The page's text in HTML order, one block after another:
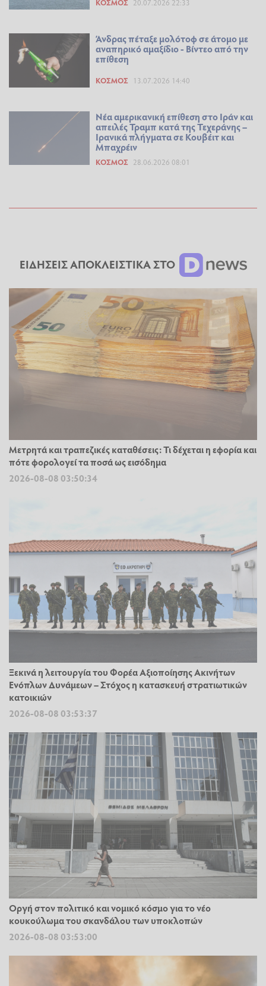
ΚΌΣΜΟΣ 20.07.2026 22:33
Άνδρας πέταξε μολότοφ σε άτομο με
αναπηρικό αμαξίδιο - Βίντεο από την
επίθεση
ΚΌΣΜΟΣ 13.07.2026 14:40
Nέα αμερικανική επίθεση στο Ιράν και
απειλές Τραμπ κατά της Τεχεράνης –
Ιρανικά πλήγματα σε Κουβέιτ και
Μπαχρέιν
ΚΌΣΜΟΣ 28.06.2026 08:01
ΕΙΔΗΣΕΙΣ ΑΠΟΚΛΕΙΣΤΙΚΑ ΣΤΟ
Μετρητά και τραπεζικές καταθέσεις: Τι δέχεται η εφορία και
πότε φορολογεί τα ποσά ως εισόδημα
2026-08-08 03:50:34
Ξεκινά η λειτουργία του Φορέα Αξιοποίησης Ακινήτων
Ενόπλων Δυνάμεων – Στόχος η κατασκευή στρατιωτικών
κατοικιών
2026-08-08 03:53:37
Οργή στον πολιτικό και νομικό κόσμο για το νέο
κουκούλωμα του σκανδάλου των υποκλοπών
2026-08-08 03:53:00